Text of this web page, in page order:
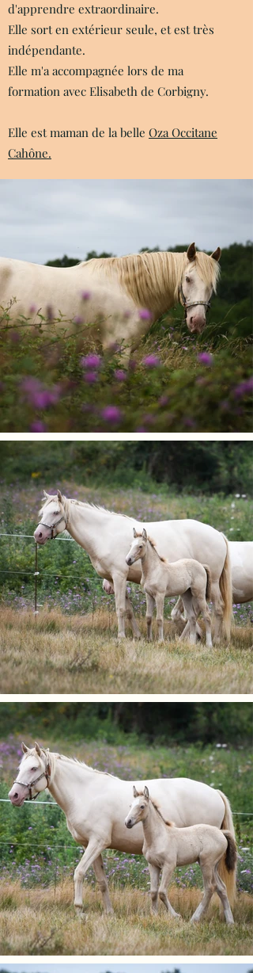
d'apprendre extraordinaire.
Elle sort en extérieur seule, et est très
indépendante.
Elle m'a accompagnée lors de ma
formation avec Elisabeth de Corbigny.
Elle est maman de la belle Oza Occitane
Cahône.